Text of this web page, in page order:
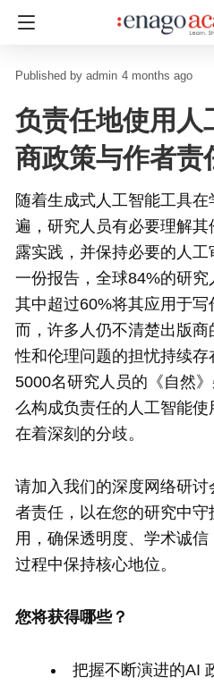
admin 4 months ago
负责任地使用人
商政策与作者责
随着生成式人工智能工具
遍，研究人员有必要理解
露实践，并保持必要的人
一份报告，全球84%的研究
其中超过60%将其应用于
而，许多人仍不清楚出版
性和伦理问题的担忧持续
5000名研究人员的《自然
么构成负责任的人工智能
在着深刻的分歧。
请加入我们的深度网络研
者责任，以在您的研究中
用，确保透明度、学术诚
过程中保持核心地位。
您将获得哪些？
把握不断演进的AI